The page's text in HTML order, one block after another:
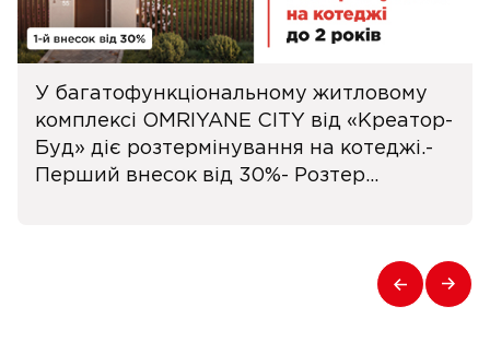
У багатофункціональному житловому
комплексі OMRIYANE CITY від «Креатор-
Буд» діє розтермінування на котеджі.-
Перший внесок від 30%- Розтер...